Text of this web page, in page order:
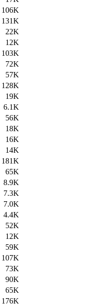
106K
131K
22K
12K
103K
72K
57K
128K
19K
6.1K
56K
18K
16K
14K
181K
65K
8.9K
7.3K
7.0K
4.4K
52K
12K
59K
107K
73K
90K
65K
176K